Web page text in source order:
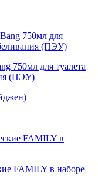
750мл для туалета
(ПЭУ)
FAMILY в наборе